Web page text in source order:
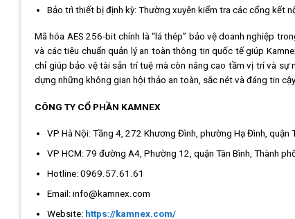
Bảo trì thiết bị định kỳ: Thường xuyên kiểm tra các cổng kết
Mã hóa AES 256-bit chính là “lá thép” bảo vệ doanh nghiệp
và các tiêu chuẩn quản lý an toàn thông tin quốc tế giúp
chỉ giúp bảo vệ tài sản trí tuệ mà còn nâng cao tầm vị trí và sự
dựng những không gian hội thảo an toàn, sắc nét và đáng tin
CÔNG TY CỔ PHẦN KAMNEX
VP Hà Nội: Tầng 4, 272 Khương Đình, phường Hạ Đình, quận
VP HCM: 79 đường A4, Phường 12, quận Tân Bình, Thành
Hotline: 0969.57.61.61
Email: info@kamnex.com
Website: https://kamnex.com/